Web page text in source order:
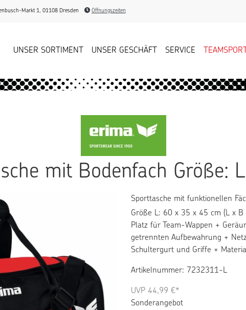
Markt 1, 01108 Dresden Öffnungszeiten
UNSER SORTIMENT UNSER GESCHÄFT SERVICE TEAMSPORT
mit Bodenfach Größe:
Sporttasche mit funktionellen
Größe L: 60 x 35 x 45 cm (L x
Platz für Team-Wappen +
getrennten Aufbewahrung +
Schultergurt und Griffe +
Artikelnummer: 7232311-L
UVP 44,99 €*
Sonderangebot